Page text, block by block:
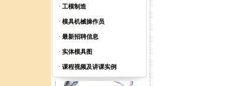
· 工模制造
· 模具机械操作员
· 最新招聘信息
· 实体模具图
· 课程视频及讲课实例
全脑智力开发